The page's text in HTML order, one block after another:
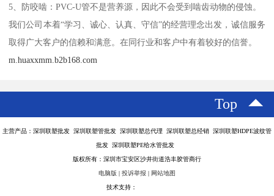
5、防咬啮：PVC-U管不是营养源，因此不会受到啮齿动物的侵蚀。
我们公司本着“学习、诚心、认真、守信”的经营理念出发，诚信服务
取得广大客户的信赖和满意。在同行业和客户中有着较好的信誉。
m.huaxxmm.b2b168.com
Top
主营产品：深圳联塑批发 深圳联塑管批发 深圳联塑总代理 深圳联塑总经销 深圳联塑HDPE波纹管
批发 深圳联塑PE给水管批发
版权所有：深圳市宝安区沙井街道浩丰胶管商行
电脑版 | 投诉举报 | 网站地图
技术支持：